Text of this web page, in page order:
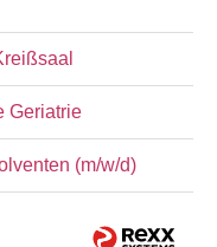
Geriatrie
(m/w/d)